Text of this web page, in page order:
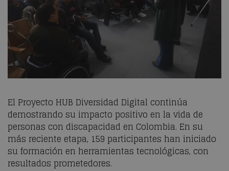
El Proyecto HUB Diversidad Digital continúa
demostrando su impacto positivo en la vida de
personas con discapacidad en Colombia. En su
más reciente etapa, 159 participantes han iniciado
su formación en herramientas tecnológicas, con
resultados prometedores.